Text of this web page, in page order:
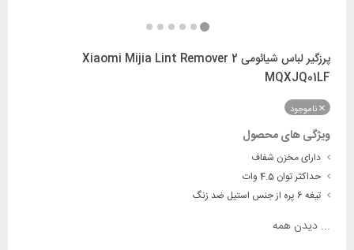
پرزگیر لباس شیائومی Xiaomi Mijia Lint Remover 2
MQXJQ01LF
ناموجود
ویژگی های محصول
دارای مخزن شفاف
حداکثر توان 4.5 وات
تیغه 6 پره از جنس استیل ضد زنگ
... دیدن همه